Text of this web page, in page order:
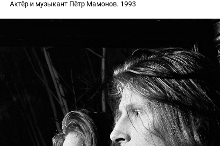
Актёр и музыкант Пётр Мамонов. 1993